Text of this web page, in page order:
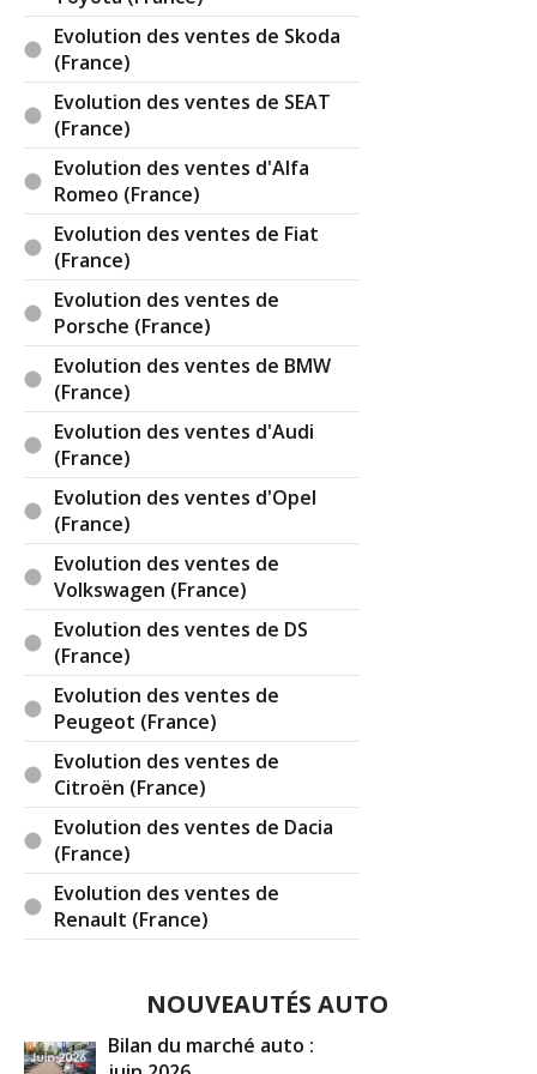
partie sont expédiés là bas sous label
humanitaire ) pour pouvoir se déplacer pendant
quelques "siècles" ....
Partaurus TOP CONTRIBUTEUR
08:18:15) : La haute volta existe plus, cela
remonte au président assassine Thomas
Sankara. Maintenant s'appelle Burkina Faso.
ParBug Haty TOP CONTRIBUTEUR
25 16:58:31) : Ah bon, je croyais que c'était le
premier producteur de batteries électriques au
monde.
Réagir à ce commentaire
(Votre post sera visible sous le commentaire)
Evolution des ventes de Skoda
(France)
Evolution des ventes de SEAT
(France)
Evolution des ventes d'Alfa
Romeo (France)
Evolution des ventes de Fiat
(France)
Evolution des ventes de
Porsche (France)
Evolution des ventes de BMW
(France)
Evolution des ventes d'Audi
(France)
Evolution des ventes d'Opel
(France)
Evolution des ventes de
Volkswagen (France)
Evolution des ventes de DS
(France)
Evolution des ventes de
Peugeot (France)
Evolution des ventes de
Citroën (France)
Evolution des ventes de Dacia
(France)
Evolution des ventes de
Renault (France)
NOUVEAUTÉS AUTO
Bilan du marché auto :